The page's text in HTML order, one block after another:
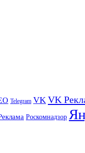
Telegram VK VK
Роскомнадзор